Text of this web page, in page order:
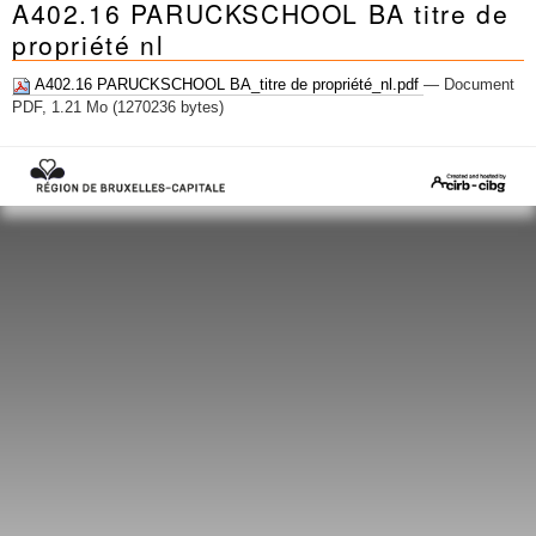
Mots-clés
Renseignements urbanistiques
A402.16 PARUCKSCHOOL BA titre de
propriété nl
A402.16 PARUCKSCHOOL BA_titre de propriété_nl.pdf — Document
PDF, 1.21 Mo (1270236 bytes)